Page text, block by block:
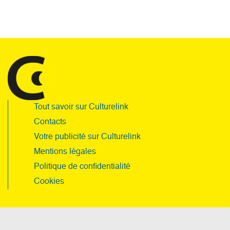
Tout savoir sur Culturelink
Contacts
Votre publicité sur Culturelink
Mentions légales
Politique de confidentialité
Cookies